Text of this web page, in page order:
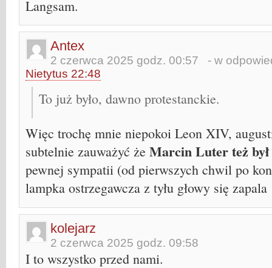
Langsam.
Antex
2 czerwca 2025 godz. 00:57 - w
Nietytus 22:48
To już było, dawno protestanckie.
Więc trochę mnie niepokoi Leon XIV,
subtelnie zauważyć że Marcin Luter też
pewnej sympatii (od pierwszych chwil po
lampka ostrzegawcza z tyłu głowy się
kolejarz
2 czerwca 2025 godz. 09:58
I to wszystko przed nami.